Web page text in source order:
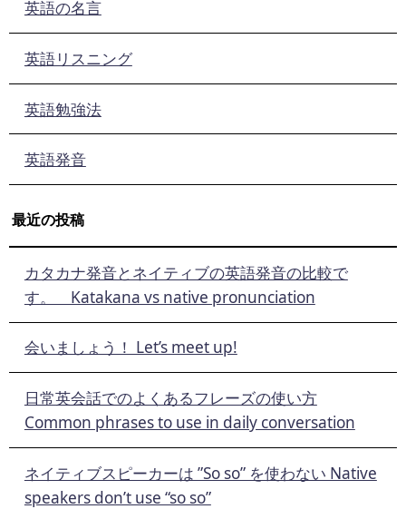
英語の名言
英語リスニング
英語勉強法
英語発音
最近の投稿
カタカナ発音とネイティブの英語発音の比較で
す。 Katakana vs native pronunciation
会いましょう！ Let’s meet up!
日常英会話でのよくあるフレーズの使い方
Common phrases to use in daily conversation
ネイティブスピーカーは ”So so” を使わない Native
speakers don’t use “so so”